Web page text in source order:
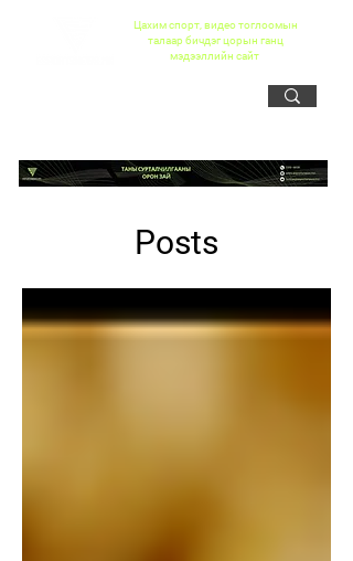
Цахим спорт, видео тоглоомын
талаар бичдэг цорын ганц
мэдээллийн сайт
Posts